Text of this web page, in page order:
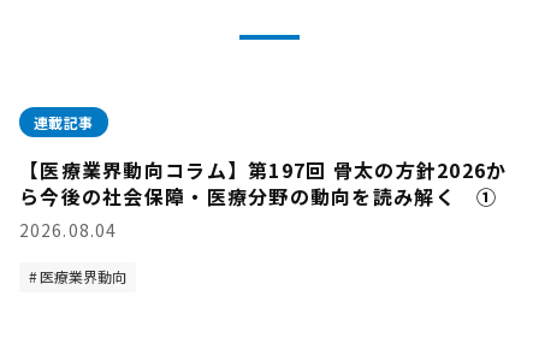
連載記事
【医療業界動向コラム】第197回 骨太の方針2026か
ら今後の社会保障・医療分野の動向を読み解く ①
2026.08.04
医療業界動向